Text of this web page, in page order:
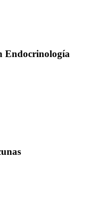
Endocrinología